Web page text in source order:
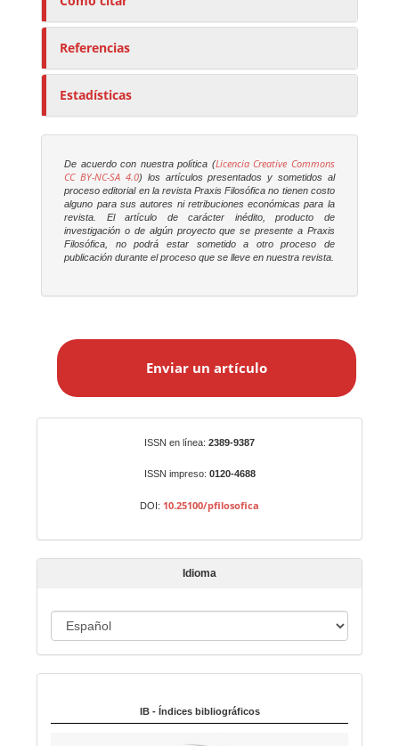
Referencias
Estadísticas
De acuerdo con nuestra política (Licencia Creative Commons
CC BY-NC-SA 4.0) los artículos presentados y sometidos al
proceso editorial en la revistaPraxis Filosófica no tienen costo
alguno para sus autores ni retribuciones económicas para la
revista. El artículo de carácter inédito, producto de
investigación o de algún proyecto que se presente a Praxis
Filosófica , no podrá estar sometido a otro proceso de
publicación durante el proceso que se lleve en nuestra revista.
a
t
í
o
Enviar un artículo
ISSN en línea: 2389-9387
ISSN impreso: 0120-4688
DOI: 10.25100/pfilosofica
Idioma
d
m
IB - Índices bibliográficos